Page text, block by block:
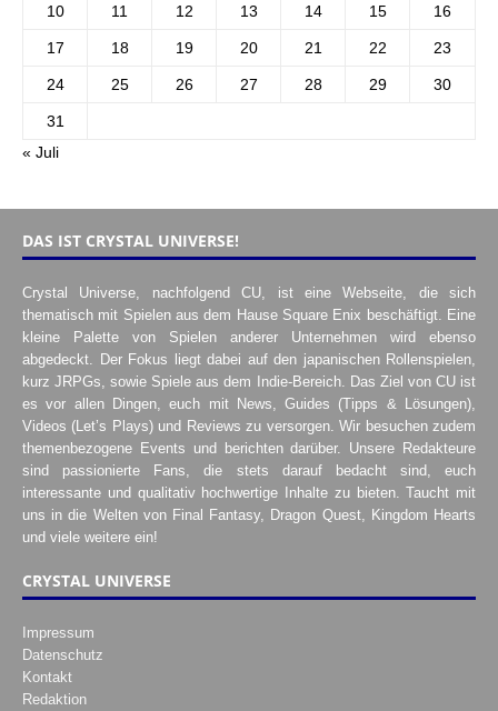
10 11 12 13 14 15 16
17 18 19 20 21 22 23
24 25 26 27 28 29 30
31
« Juli
DAS IST CRYSTAL UNIVERSE!
Crystal Universe, nachfolgend CU, ist eine Webseite, die sich
thematisch mit Spielen aus dem Hause Square Enix beschäftigt. Eine
kleine Palette von Spielen anderer Unternehmen wird ebenso
abgedeckt. Der Fokus liegt dabei auf den japanischen Rollenspielen,
kurz JRPGs, sowie Spiele aus dem Indie-Bereich. Das Ziel von CU ist
es vor allen Dingen, euch mit News, Guides (Tipps & Lösungen),
Videos (Let’s Plays) und Reviews zu versorgen. Wir besuchen zudem
themenbezogene Events und berichten darüber. Unsere Redakteure
sind passionierte Fans, die stets darauf bedacht sind, euch
interessante und qualitativ hochwertige Inhalte zu bieten. Taucht mit
uns in die Welten von Final Fantasy, Dragon Quest, Kingdom Hearts
und viele weitere ein!
CRYSTAL UNIVERSE
Impressum
Datenschutz
Kontakt
Redaktion